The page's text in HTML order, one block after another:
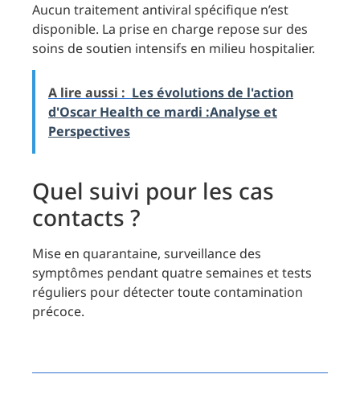
Aucun traitement antiviral spécifique n’est
disponible. La prise en charge repose sur des
soins de soutien intensifs en milieu hospitalier.
A lire aussi : Les évolutions de l'action
d'Oscar Health ce mardi :Analyse et
Perspectives
Quel suivi pour les cas
contacts ?
Mise en quarantaine, surveillance des
symptômes pendant quatre semaines et tests
réguliers pour détecter toute contamination
précoce.